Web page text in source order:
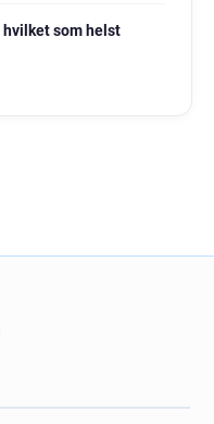
hvilket som helst